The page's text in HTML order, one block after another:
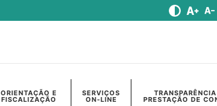
ORIENTAÇÃO E
FISCALIZAÇÃO
SERVIÇOS
ON-LINE
TRANSPARÊNCIA
PRESTAÇÃO DE